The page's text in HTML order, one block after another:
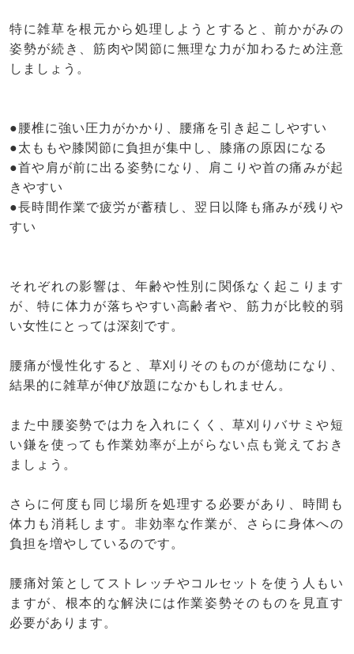
特に雑草を根元から処理しようとすると、前かがみの
姿勢が続き、筋肉や関節に無理な力が加わるため注意
しましょう。
●腰椎に強い圧力がかかり、腰痛を引き起こしやすい
●太ももや膝関節に負担が集中し、膝痛の原因になる
●首や肩が前に出る姿勢になり、肩こりや首の痛みが起
きやすい
●長時間作業で疲労が蓄積し、翌日以降も痛みが残りや
すい
それぞれの影響は、年齢や性別に関係なく起こります
が、特に体力が落ちやすい高齢者や、筋力が比較的弱
い女性にとっては深刻です。
腰痛が慢性化すると、草刈りそのものが億劫になり、
結果的に雑草が伸び放題になかもしれません。
また中腰姿勢では力を入れにくく、草刈りバサミや短
い鎌を使っても作業効率が上がらない点も覚えておき
ましょう。
さらに何度も同じ場所を処理する必要があり、時間も
体力も消耗します。非効率な作業が、さらに身体への
負担を増やしているのです。
腰痛対策としてストレッチやコルセットを使う人もい
ますが、根本的な解決には作業姿勢そのものを見直す
必要があります。